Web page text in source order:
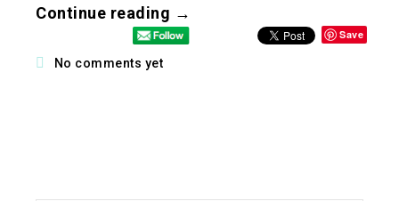
Continue reading →
Save
No comments yet